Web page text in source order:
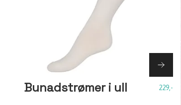
Bunadstrømer i ull 229,-